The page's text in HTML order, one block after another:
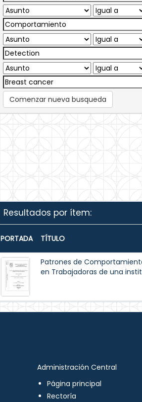
Comenzar nueva busqueda
Resultados por ítem:
PORTADA TÍTULO
Patrones de
en Trabajadoras de una
Administración Central
Página principal
Rectoría